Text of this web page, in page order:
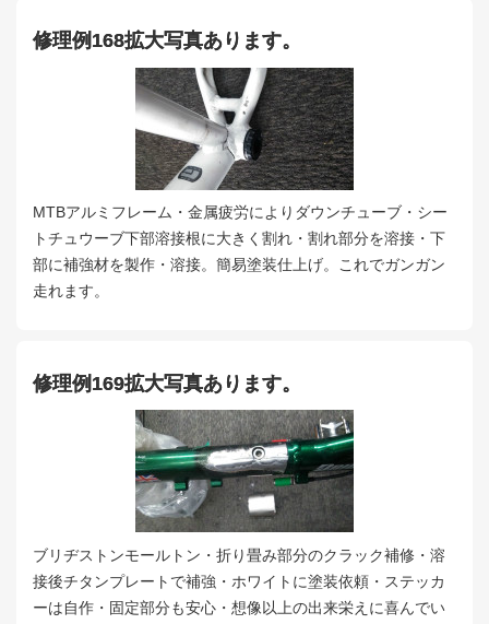
修理例168拡大写真あります。
MTBアルミフレーム・金属疲労によりダウンチューブ・シー
トチュウーブ下部溶接根に大きく割れ・割れ部分を溶接・下
部に補強材を製作・溶接。簡易塗装仕上げ。これでガンガン
走れます。
修理例169拡大写真あります。
ブリヂストンモールトン・折り畳み部分のクラック補修・溶
接後チタンプレートで補強・ホワイトに塗装依頼・ステッカ
ーは自作・固定部分も安心・想像以上の出来栄えに喜んでい